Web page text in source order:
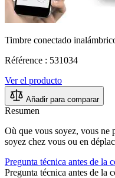
Timbre conectado
Référence : 531034
Ver el producto
Añadir para comparar
Resumen
Où que vous soyez, vous ne
soyez chez vous ou en
Pregunta técnica antes de la
Pregunta técnica antes de la